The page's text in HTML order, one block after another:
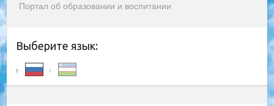
Портал об образовании и воспитании
Выберите язык: